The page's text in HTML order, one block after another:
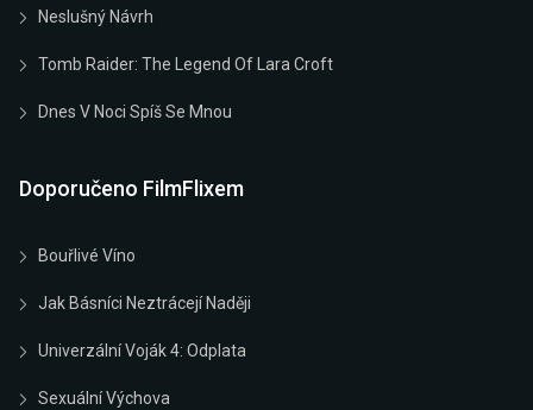
Neslušný Návrh
Tomb Raider: The Legend Of Lara Croft
Dnes V Noci Spíš Se Mnou
Doporučeno FilmFlixem
Bouřlivé Víno
Jak Básníci Neztrácejí Naději
Univerzální Voják 4: Odplata
Sexuální Výchova